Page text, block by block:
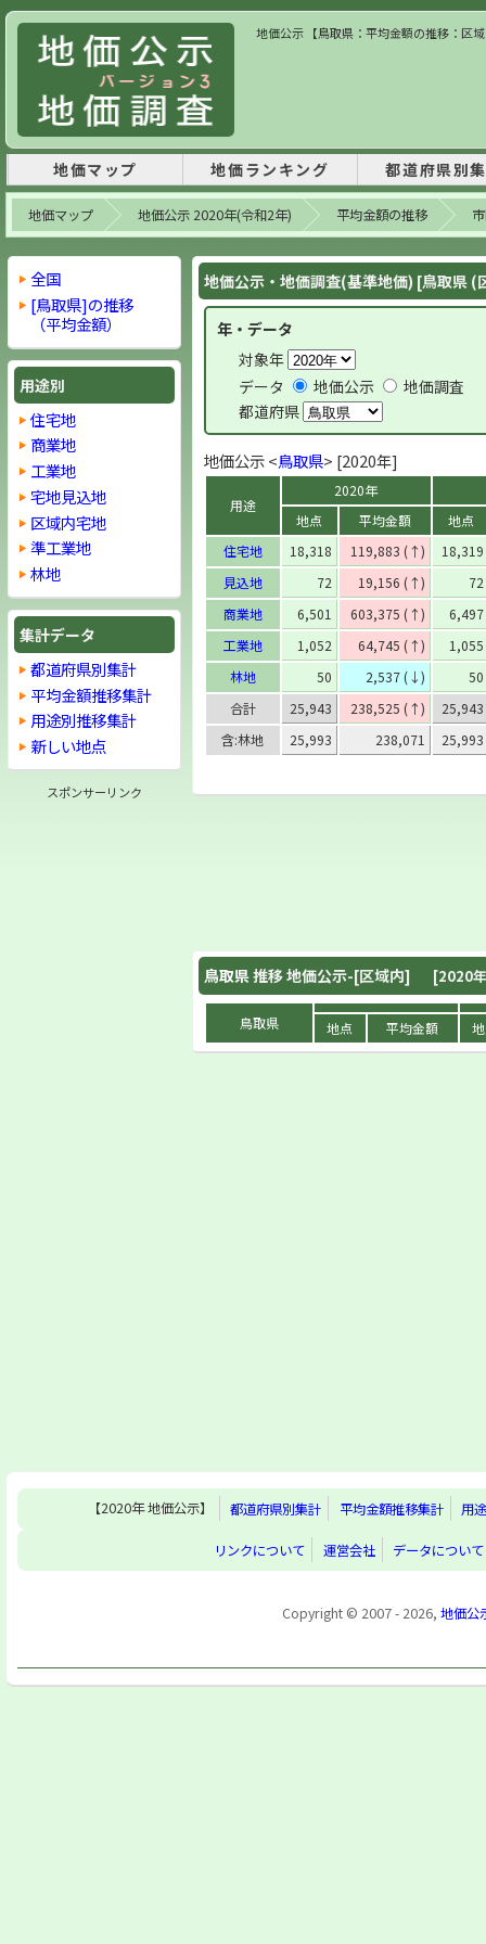
地価公示 【鳥取県：平均金額の推移：区
地価マップ 地価ランキング 都道府県別
地価マップ 地価公示 2020年(令和2年) 平均金額の推移
地価公示・地価調査(基準地価) [鳥取県 (
年・データ
対象年
データ
地価公示
地価調査
都道府県
地価公示 <鳥取県> [2020年]
用途
2020年
地点
平均金額
地点
住宅地
18,318 119,883 (↑)
18,319
見込地
72 19,156 (↑)
72
商業地
6,501 603,375 (↑)
6,497
工業地
1,052 64,745 (↑)
1,055
林地
50 2,537 (↓)
50
合計
25,943 238,525 (↑)
25,943
含:林地
25,993 238,071 25,993
鳥取県推移 地価公示-[区域内] [2020
鳥取県 地点 平均金額
全国
[鳥取県]の推移
（平均金額）
用途別
住宅地
商業地
工業地
宅地見込地
区域内宅地
準工業地
林地
集計データ
都道府県別集計
平均金額推移集計
用途別推移集計
新しい地点
スポンサーリンク
【2020年 地価公示】 都道府県別集計 平均金額推移集計 用
リンクについて 運営会社 データについて
Copyright © 2007 - 2026,地価公